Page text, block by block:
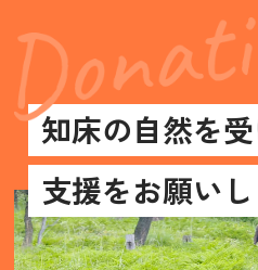
知床の自然を
支援をお願い